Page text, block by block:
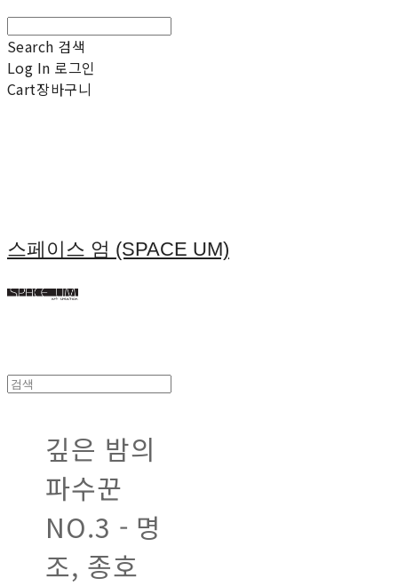
Search 검색
Log In 로그인
Cart장바구니
스페이스 엄 (SPACE UM)
깊은 밤의
파수꾼
NO.3 - 명
조, 종호